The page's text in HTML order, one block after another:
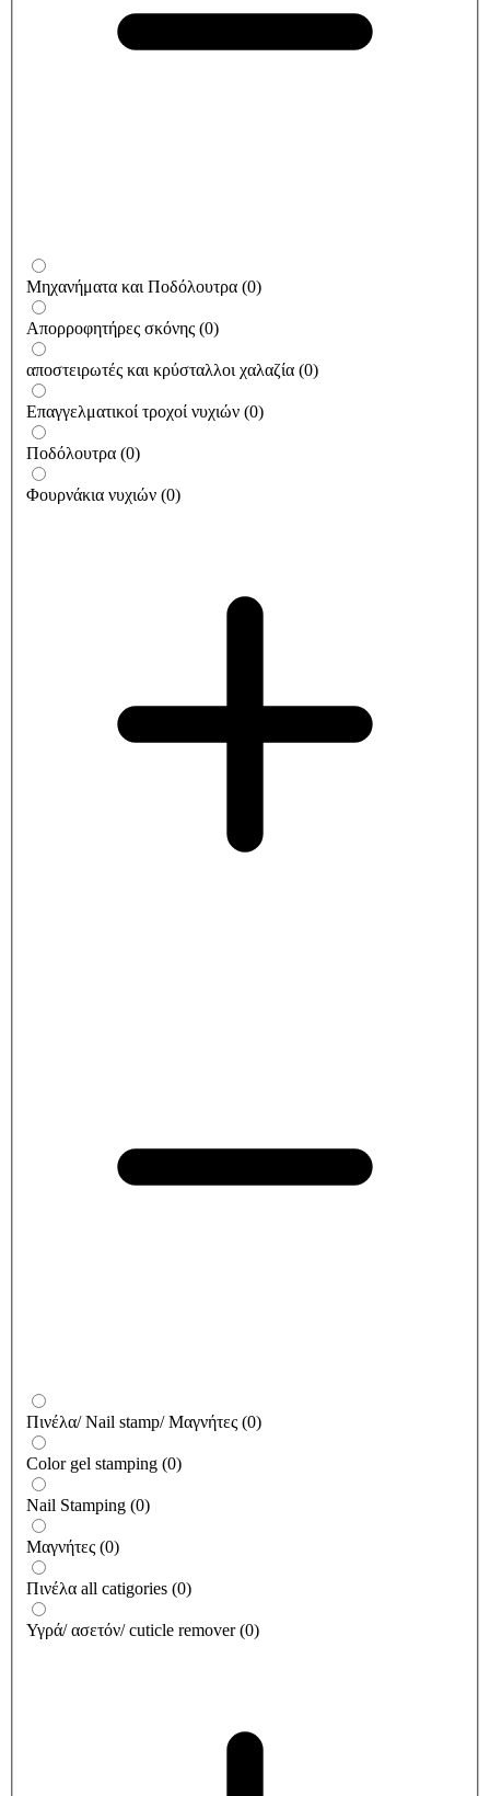
Μηχανήματα και Ποδόλουτρα (0)
Απορροφητήρες σκόνης (0)
αποστειρωτές και κρύσταλλοι χαλαζία (0)
Επαγγελματικοί τροχοί νυχιών (0)
Ποδόλουτρα (0)
Φουρνάκια νυχιών (0)
Πινέλα/ Nail stamp/ Μαγνήτες (0)
Color gel stamping (0)
Nail Stamping (0)
Μαγνήτες (0)
Πινέλα all catigories (0)
Υγρά/ ασετόν/ cuticle remover (0)